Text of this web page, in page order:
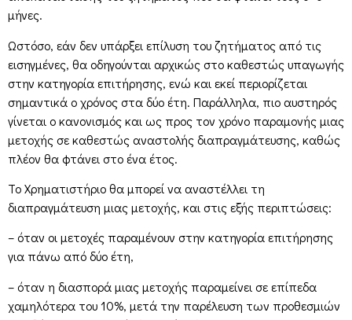
μήνες.
Ωστόσο, εάν δεν υπάρξει επίλυση του ζητήματος από τις
εισηγμένες, θα οδηγούνται αρχικώς στο καθεστώς υπαγωγής
στην κατηγορία επιτήρησης, ενώ και εκεί περιορίζεται
σημαντικά ο χρόνος στα δύο έτη. Παράλληλα, πιο αυστηρός
γίνεται ο κανονισμός και ως προς τον χρόνο παραμονής μιας
μετοχής σε καθεστώς αναστολής διαπραγμάτευσης, καθώς
πλέον θα φτάνει στο ένα έτος.
Το Χρηματιστήριο θα μπορεί να αναστέλλει τη
διαπραγμάτευση μιας μετοχής, και στις εξής περιπτώσεις:
– όταν οι μετοχές παραμένουν στην κατηγορία επιτήρησης
για πάνω από δύο έτη,
– όταν η διασπορά μιας μετοχής παραμείνει σε επίπεδα
χαμηλότερα του 10%, μετά την παρέλευση των προθεσμιών